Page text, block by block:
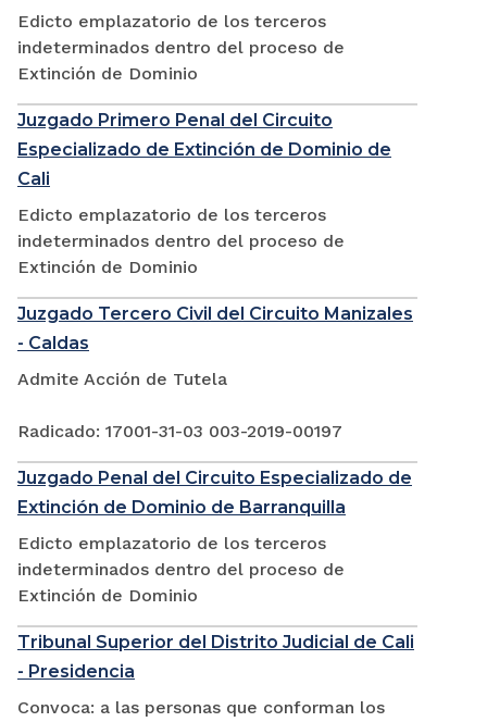
Edicto emplazatorio de los terceros
indeterminados dentro del proceso de
Extinción de Dominio
Juzgado Primero Penal del Circuito
Especializado de Extinción de Dominio de
Cali
Edicto emplazatorio de los terceros
indeterminados dentro del proceso de
Extinción de Dominio
Juzgado Tercero Civil del Circuito Manizales
- Caldas
Admite Acción de Tutela
Radicado: 17001-31-03 003-2019-00197
Juzgado Penal del Circuito Especializado de
Extinción de Dominio de Barranquilla
Edicto emplazatorio de los terceros
indeterminados dentro del proceso de
Extinción de Dominio
Tribunal Superior del Distrito Judicial de Cali
- Presidencia
Convoca: a las personas que conforman los